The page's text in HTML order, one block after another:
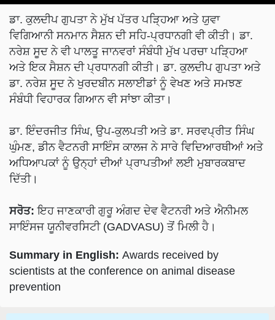
ਡਾ. ਕੁਲਦੀਪ ਗੁਪਤਾ ਨੇ ਮੁੱਖ ਪੱਤਰ ਪੜ੍ਹਿਆ ਅਤੇ ਯੁਵਾ
ਵਿਗਿਆਨੀ ਸਨਮਾਨ ਸੈਸ਼ਨ ਦੀ ਸਹਿ-ਪ੍ਰਧਾਨਗੀ ਵੀ ਕੀਤੀ। ਡਾ.
ਨਰੇਸ਼ ਸੂਦ ਨੇ ਵੀ ਪਾਲਤੂ ਜਾਨਵਰਾਂ ਸੰਬੰਧੀ ਮੁੱਖ ਪਰਚਾ ਪੜ੍ਹਿਆ
ਅਤੇ ਇਕ ਸੈਸ਼ਨ ਦੀ ਪ੍ਰਧਾਨਗੀ ਕੀਤੀ। ਡਾ. ਕੁਲਦੀਪ ਗੁਪਤਾ ਅਤੇ
ਡਾ. ਨਰੇਸ਼ ਸੂਦ ਨੇ ਖੁਰਦਬੀਨ ਸਲਾਈਡਾਂ ਨੂੰ ਵੇਖਣ ਅਤੇ ਸਮਝਣ
ਸੰਬੰਧੀ ਵਿਹਾਰਕ ਗਿਆਨ ਵੀ ਸਾਂਝਾ ਕੀਤਾ।
ਘੁੰਮਣ, ਡੀਨ ਵੈਟਨਰੀ ਸਾਇੰਸ ਕਾਲਜ ਨੇ ਸਾਰੇ ਵਿਦਿਆਰਥੀਆਂ ਅਤੇ
ਅਧਿਆਪਕਾਂ ਨੂੰ ਉਨ੍ਹਾਂ ਦੀਆਂ ਪ੍ਰਾਪਤੀਆਂ ਲਈ ਮੁਬਾਰਕਬਾਦ
ਦਿੱਤੀ।
ਸਾਇੰਸਜ ਯੂਨੀਵਰਸਿਟੀ (GADVASU) ਤੋਂ ਮਿਲੀ ਹੈ।
scientists at the conference on animal disease
prevention